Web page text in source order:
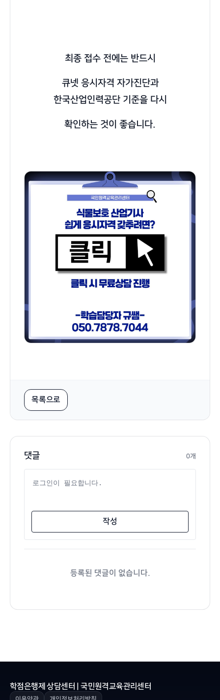
최종 접수 전에는 반드시
큐넷 응시자격 자가진단과
한국산업인력공단 기준을 다시
확인하는 것이 좋습니다.
목록으로
댓글 0개
댓글 내용
작성
등록된 댓글이 없습니다.
학점은행제 상담센터 | 국민원격교육관리센터